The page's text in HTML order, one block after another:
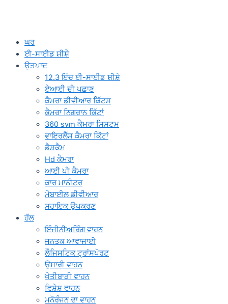
ਘਰ
ਈ-ਸਾਈਡ ਸ਼ੀਸ਼ੇ
ਉਤਪਾਦ
12.3 ਇੰਚ ਈ-ਸਾਈਡ ਸ਼ੀਸ਼ੇ
ਏਆਈ ਦੀ ਪਛਾਣ
ਕੈਮਰਾ ਡੀਵੀਆਰ ਕਿੱਟਸ
ਕੈਮਰਾ ਨਿਗਰਾਨ ਕਿੱਟਾਂ
360 svm ਕੈਮਰਾ ਸਿਸਟਮ
ਵਾਇਰਲੈੱਸ ਕੈਮਰਾ ਕਿੱਟਾਂ
ਡੈਸ਼ਕੈਮ
Hd ਕੈਮਰਾ
ਆਈ ਪੀ ਕੈਮਰਾ
ਕਾਰ ਮਾਨੀਟਰ
ਮੋਬਾਈਲ ਡੀਵੀਆਰ
ਸਹਾਇਕ ਉਪਕਰਣ
ਹੱਲ
ਇੰਜੀਨੀਅਰਿੰਗ ਵਾਹਨ
ਜਨਤਕ ਆਵਾਜਾਈ
ਲੌਜਿਸਟਿਕ ਟ੍ਰਾਂਸਪੋਰਟ
ਉਸਾਰੀ ਵਾਹਨ
ਖੇਤੀਬਾੜੀ ਵਾਹਨ
ਵਿਸ਼ੇਸ਼ ਵਾਹਨ
ਮਨੋਰੰਜਨ ਦਾ ਵਾਹਨ